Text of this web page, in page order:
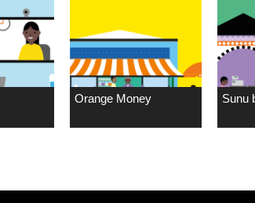
Orange Money Sunu